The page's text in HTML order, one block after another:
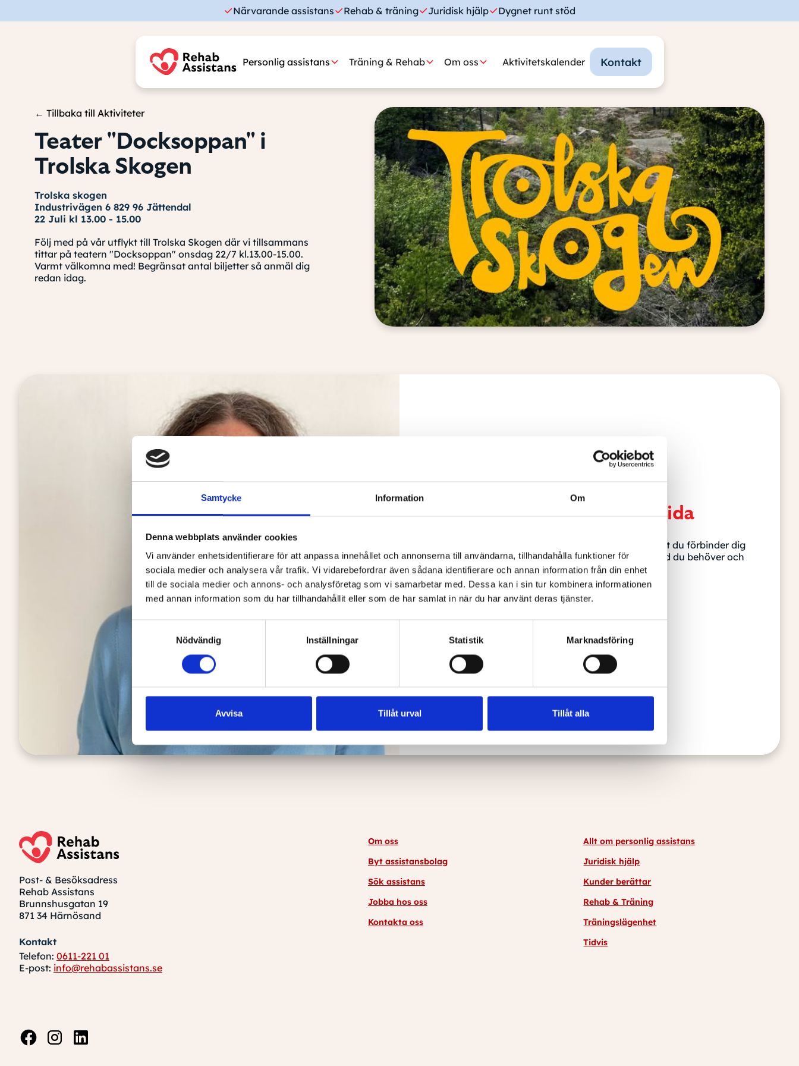
Samtycke Information Om
Denna webbplats använder cookies
Vi använder enhetsidentifierare för att anpassa innehållet och annonserna till användarna, tillhandahålla funktioner för
sociala medier och analysera vår trafik. Vi vidarebefordrar även sådana identifierare och annan information från din enhet
till de sociala medier och annons- och analysföretag som vi samarbetar med. Dessa kan i sin tur kombinera informationen
med annan information som du har tillhandahållit eller som de har samlat in när du har använt deras tjänster.
Nödvändig
Inställningar Statistik Marknadsföring
Avvisa Tillåt urval Tillåt alla
Närvarande assistans Rehab & träning Juridisk hjälp Dygnet runt stöd
Personlig assistans Träning & Rehab Om oss Aktivitetskalender Kontakt
← Tillbaka till Aktiviteter
Teater "Docksoppan" i
Trolska Skogen
Trolska skogen
Industrivägen 6 829 96 Jättendal
22 Juli kl 13.00 - 15.00
Följ med på vår utflykt till Trolska Skogen där vi tillsammans
tittar på teatern "Docksoppan" onsdag 22/7 kl.13.00-15.00.
Varmt välkomna med! Begränsat antal biljetter så anmäl dig
redan idag.
Trygga, lyhörda och på din sida
Vi erbjuder ett första samtal – helt gratis och utan att du förbinder dig
till något. Tillsammans pratar vi om din situation, vad du behöver och
vilka möjligheter som finns.
Post- & Besöksadress
Rehab Assistans
Brunnshusgatan 19
871 34 Härnösand
Kontakt
Telefon: 0611-221 01
E-post: info@rehabassistans.se
Om oss
Byt assistansbolag
Sök assistans
Jobba hos oss
Kontakta oss
Allt om personlig assistans
Juridisk hjälp
Kunder berättar
Rehab & Träning
Träningslägenhet
Tidvis